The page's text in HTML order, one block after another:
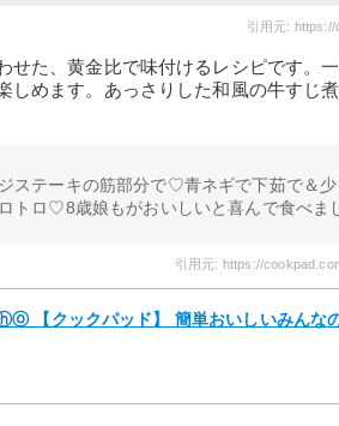
引用元:
せた、黄金比で味付けるレシピです。
しめます。あっさりした和風の牛すじ
ステーキの筋部分で♡青ネギで下茹で＆
トロ♡8歳娘もがおいしいと喜んで食べま
引用元: https://
クックパッド】 簡単おいしいみんな